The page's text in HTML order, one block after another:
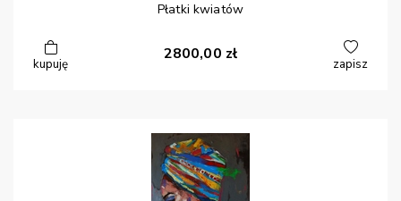
Płatki kwiatów
kupuję
2800,00 zł
zapisz